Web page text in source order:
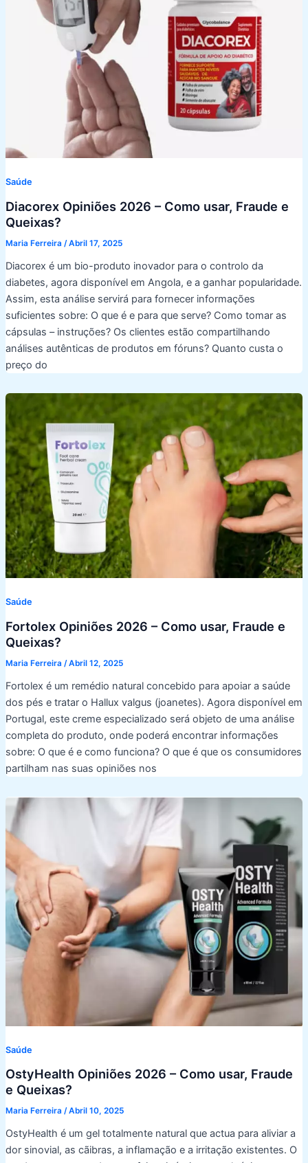
Saúde
Diacorex Opiniões 2026 – Como usar, Fraude e
Queixas?
Maria Ferreira /Abril 17, 2025
Diacorex é um bio-produto inovador para o controlo da
diabetes, agora disponível em Angola, e a ganhar popularidade.
Assim, esta análise servirá para fornecer informações
suficientes sobre: O que é e para que serve? Como tomar as
cápsulas – instruções? Os clientes estão compartilhando
análises autênticas de produtos em fóruns? Quanto custa o
preço do
Saúde
Fortolex Opiniões 2026 – Como usar, Fraude e
Queixas?
Maria Ferreira /Abril 12, 2025
Fortolex é um remédio natural concebido para apoiar a saúde
dos pés e tratar o Hallux valgus (joanetes). Agora disponível em
Portugal, este creme especializado será objeto de uma análise
completa do produto, onde poderá encontrar informações
sobre: O que é e como funciona? O que é que os consumidores
partilham nas suas opiniões nos
Saúde
OstyHealth Opiniões 2026 – Como usar, Fraude
e Queixas?
Maria Ferreira /Abril 10, 2025
OstyHealth é um gel totalmente natural que actua para aliviar a
dor sinovial, as cãibras, a inflamação e a irritação existentes. O